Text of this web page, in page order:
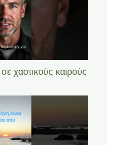
χαοτικούς καιρούς